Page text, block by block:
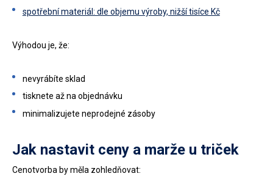
spotřební materiál: dle objemu výroby, nižší tisíce Kč
Výhodou je, že:
nevyrábíte sklad
tisknete až na objednávku
minimalizujete neprodejné zásoby
Jak nastavit ceny a marže u triček
Cenotvorba by měla zohledňovat: